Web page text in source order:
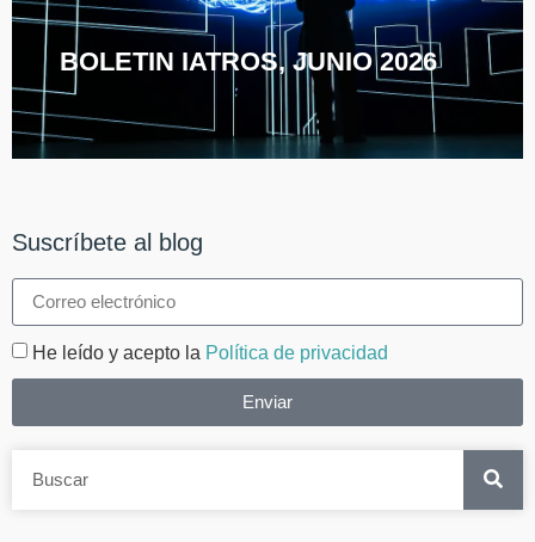
BOLETIN IATROS, JUNIO 2026
Suscríbete al blog
He leído y acepto la Política de privacidad
Enviar